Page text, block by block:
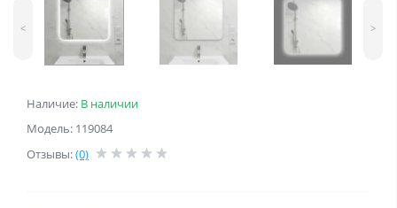
Наличие: В наличии
Модель: 119084
Отзывы:(0)
< >